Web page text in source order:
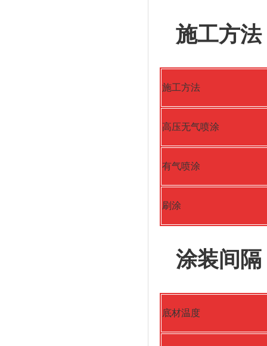
施工方法
施工方法
高压无气喷涂
有气喷涂
刷涂
涂装间隔
底材温度